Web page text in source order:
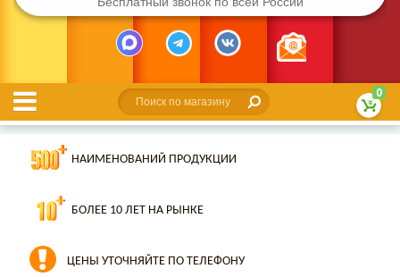
0
НАИМЕНОВАНИЙ ПРОДУКЦИИ
БОЛЕЕ 10 ЛЕТ НА РЫНКЕ
ЦЕНЫ УТОЧНЯЙТЕ ПО ТЕЛЕФОНУ